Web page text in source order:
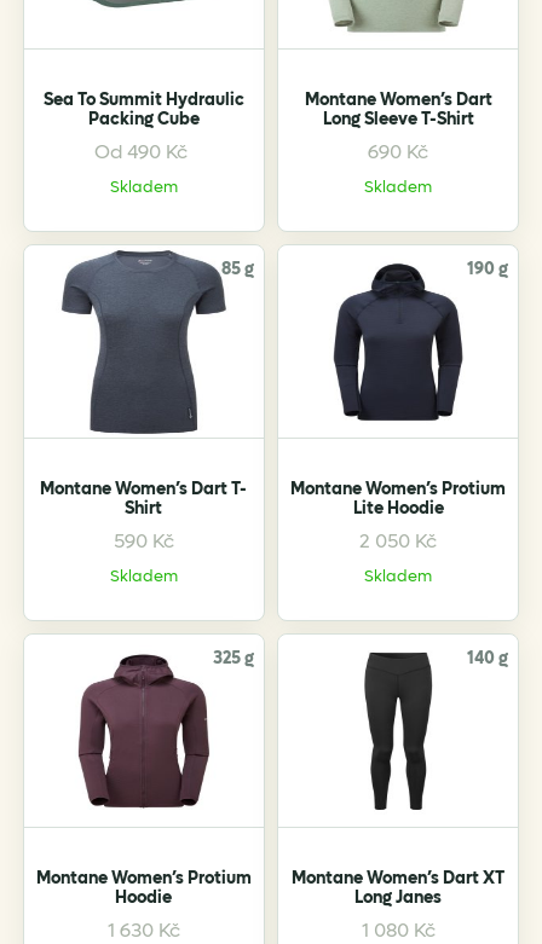
Sea To Summit Hydraulic
Packing Cube
Od 490 Kč
Skladem
This
product
multiple
variants.
options
may
chosen
on
product
page
Montane Women’s Dart
Long Sleeve T-Shirt
690 Kč
Skladem
This
product
multiple
variants.
The
options
may
chosen
on
product
page
85 g
Montane Women’s Dart T-
Shirt
590 Kč
Skladem
This
product
multiple
variants.
The
options
may
chosen
on
product
page
190 g
Montane Women’s Protium
Lite Hoodie
2 050 Kč
Skladem
This
product
multiple
variants.
The
options
may
be
chosen
on
product
page
325 g
Montane Women’s Protium
Hoodie
1 630 Kč
This
140 g
Montane Women’s Dart XT
Long Janes
1 080 Kč
This